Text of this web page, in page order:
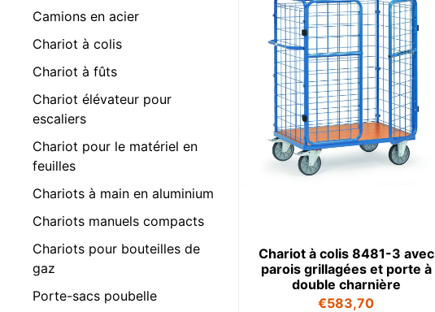
Camions en acier
Chariot à colis
Chariot à fûts
Chariot élévateur pour
escaliers
Chariot pour le matériel en
feuilles
Chariots à main en aluminium
Chariots manuels compacts
Chariots pour bouteilles de
gaz
Porte-sacs poubelle
Chariot à colis 8481-3 avec
parois grillagées et porte à
double charnière
€583,70